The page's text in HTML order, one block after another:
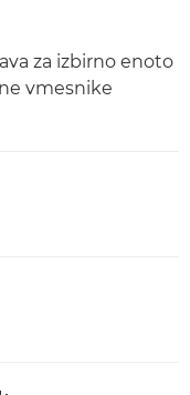
za izbirno enoto
vmesnike